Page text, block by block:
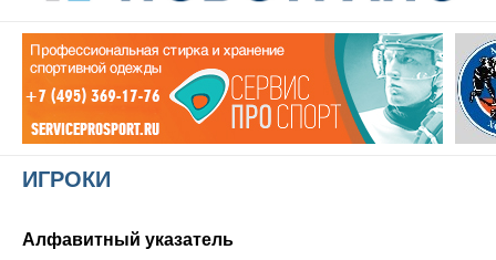
ИГРОКИ
Алфавитный указатель